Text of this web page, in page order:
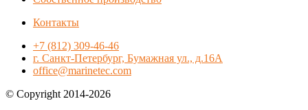
Контакты
+7 (812) 309-46-46
г. Санкт-Петербург, Бумажная ул., д.16А
office@marinetec.com
© Copyright 2014-2026